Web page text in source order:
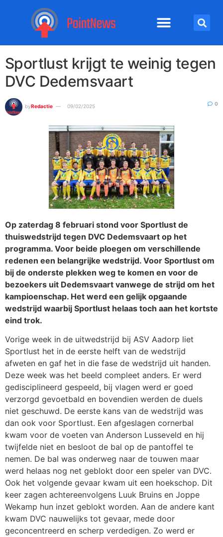
Sportlust krijgt te weinig tegen
DVC Dedemsvaart
byRedactie 09/02/2025 0
Op zaterdag 8 februari stond voor Sportlust de
thuiswedstrijd tegen DVC Dedemsvaart op het
programma. Voor beide ploegen om verschillende
redenen een belangrijke wedstrijd. Voor Sportlust om
bij de onderste plekken weg te komen en voor de
bezoekers uit Dedemsvaart vanwege de strijd om het
kampioenschap. Het werd een gelijk opgaande
wedstrijd waarbij Sportlust helaas toch aan het kortste
eind trok.
Vorige week in de uitwedstrijd bij ASV Aadorp liet
Sportlust het in de eerste helft van de wedstrijd
afweten en gaf het in die fase de wedstrijd uit handen.
Deze week was het beeld compleet anders. Er werd
gedisciplineerd gespeeld, bij vlagen werd er goed
verzorgd gevoetbald en bovendien werden de duels
niet geschuwd. De eerste kans van de wedstrijd was
dan ook voor Sportlust. Een afgeslagen cornerbal
kwam voor de voeten van Anderson Lusseveld en hij
twijfelde niet en besloot de bal op de pantoffel te
nemen. De bal was onderweg naar de touwen maar
werd helaas nog net geblokt door een speler van DVC.
Ook het volgende gevaar kwam uit een hoekschop. Dit
keer zagen achtereenvolgens Luuk Bruins en Joppe
Wekamp hun inzet geblokt worden. Aan de andere kant
kwam DVC nauwelijks tot gevaar, mede door
geconcentreerd en scherp verdedigen. Zo werd er